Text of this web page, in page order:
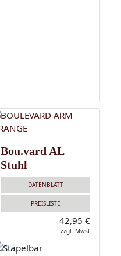
Bou.vard AL
Stuhl
DATENBLATT
PREISLISTE
42,95 €
zzgl. Mwst